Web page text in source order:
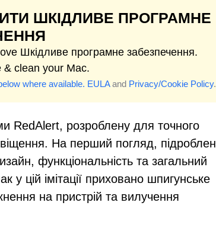
ШКІДЛИВЕ ПРОГРАМНЕ
Шкідливе програмне забезпечення.
& clean your Mac.
where available. EULAand Privacy/Cookie Policy.
RedAlert, розроблену для точного
На перший погляд,
функціональність та загальний
у цій імітації приховано шпигунське
на пристрій та вилучення